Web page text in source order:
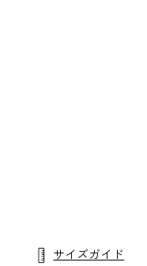
サイズガイド